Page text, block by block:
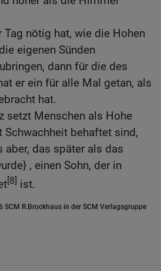
Tag nötig hat, wie die Hohen
eigenen Sünden
dann für die des
er ein für alle Mal getan, als
hat.
setzt Menschen als Hohe
Schwachheit behaftet sind,
aber, das später als das
, einen Sohn, der in
[8] ist.
SCM R.Brockhaus in der SCM Verlagsgruppe